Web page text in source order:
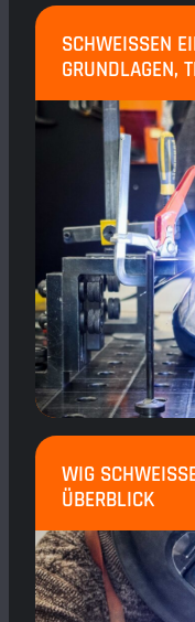
SCHWEISSEN
RUNDLAGEN,
WIG
BERBLICK